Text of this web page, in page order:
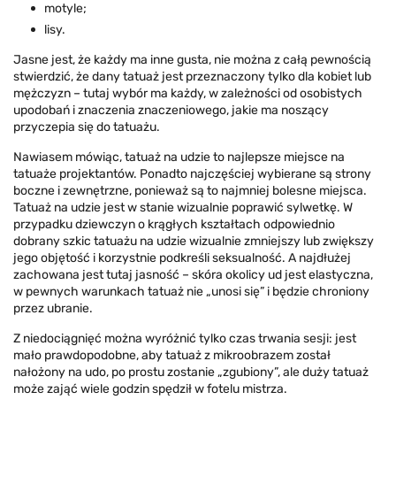
motyle;
lisy.
Jasne jest, że każdy ma inne gusta, nie można z całą pewnością
stwierdzić, że dany tatuaż jest przeznaczony tylko dla kobiet lub
mężczyzn – tutaj wybór ma każdy, w zależności od osobistych
upodobań i znaczenia znaczeniowego, jakie ma noszący
przyczepia się do tatuażu.
Nawiasem mówiąc, tatuaż na udzie to najlepsze miejsce na
tatuaże projektantów. Ponadto najczęściej wybierane są strony
boczne i zewnętrzne, ponieważ są to najmniej bolesne miejsca.
Tatuaż na udzie jest w stanie wizualnie poprawić sylwetkę. W
przypadku dziewczyn o krągłych kształtach odpowiednio
dobrany szkic tatuażu na udzie wizualnie zmniejszy lub zwiększy
jego objętość i korzystnie podkreśli seksualność. A najdłużej
zachowana jest tutaj jasność – skóra okolicy ud jest elastyczna,
w pewnych warunkach tatuaż nie „unosi się” i będzie chroniony
przez ubranie.
Z niedociągnięć można wyróżnić tylko czas trwania sesji: jest
mało prawdopodobne, aby tatuaż z mikroobrazem został
nałożony na udo, po prostu zostanie „zgubiony”, ale duży tatuaż
może zająć wiele godzin spędził w fotelu mistrza.